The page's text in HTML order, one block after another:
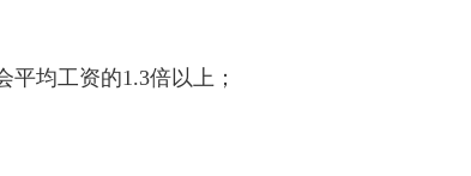
均工资的1.3倍以上；